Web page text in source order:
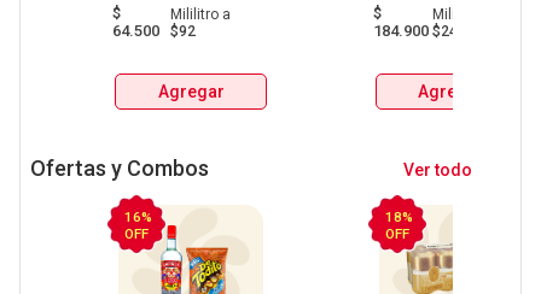
$
64.500
Mililitroa
$92
Agregar
$
184.900
Mililitro
$247
Agregar
Ofertas y Combos Ver todo
16%
OFF
18%
OFF